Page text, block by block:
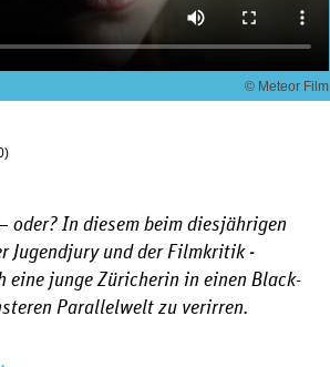
© Meteor Film
In diesem beim ­diesjährigen
Jugendjury und der Filmkritik
junge Züricherin in einen Black-
Parallelwelt zu verirren.